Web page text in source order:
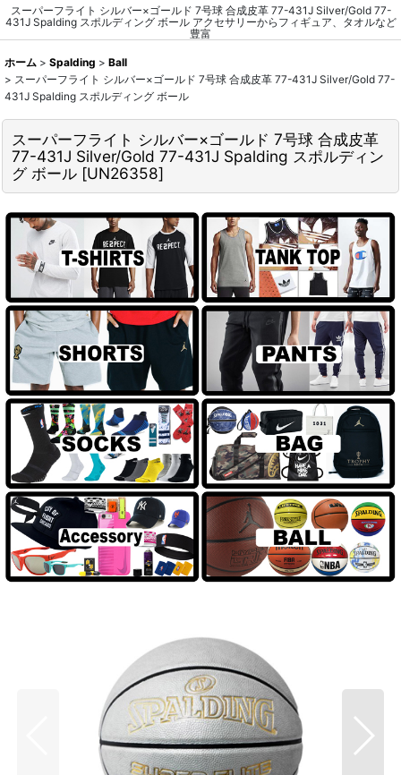
スーパーフライト シルバー×ゴールド 7号球 合成皮革 77-431J Silver/Gold 77-
431J Spalding スポルディング ボール アクセサリーからフィギュア、タオルなど
豊富
ホーム > Spalding > Ball
> スーパーフライト シルバー×ゴールド 7号球 合成皮革 77-431J Silver/Gold 77-
431J Spalding スポルディング ボール
スーパーフライト シルバー×ゴールド 7号球 合成皮革
77-431J Silver/Gold 77-431J Spalding スポルディン
グ ボール [UN26358]